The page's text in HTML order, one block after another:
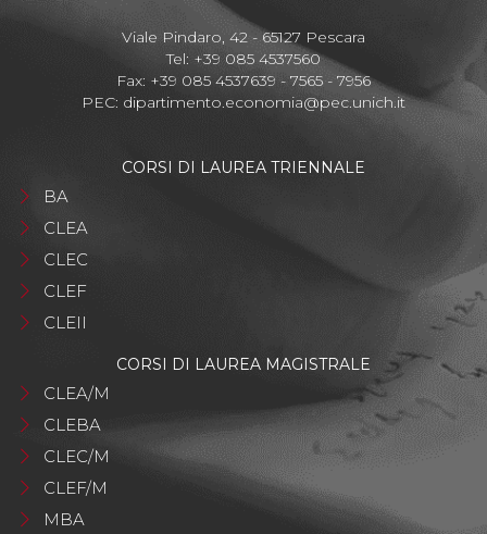
Viale Pindaro, 42 - 65127 Pescara
Tel: +39 085 4537560
Fax: +39 085 4537639 - 7565 - 7956
PEC: dipartimento.economia@pec.unich.it
CORSI DI LAUREA TRIENNALE
BA
CLEA
CLEC
CLEF
CLEII
CORSI DI LAUREA MAGISTRALE
CLEA/M
CLEBA
CLEC/M
CLEF/M
MBA